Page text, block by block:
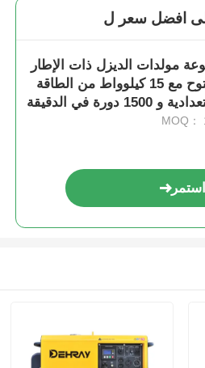
افضل سعر ل
مولدات الديزل ذات الإطار
المفتوح مع 15 كيلوواط من الطاقة
الاستعدادية و 1500 دورة في الدقيقة
الاسمية
MOQ：
استمر